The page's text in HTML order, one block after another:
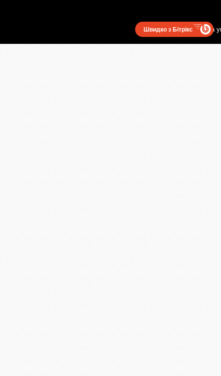
Користувацька
Швидко з Бітрікс